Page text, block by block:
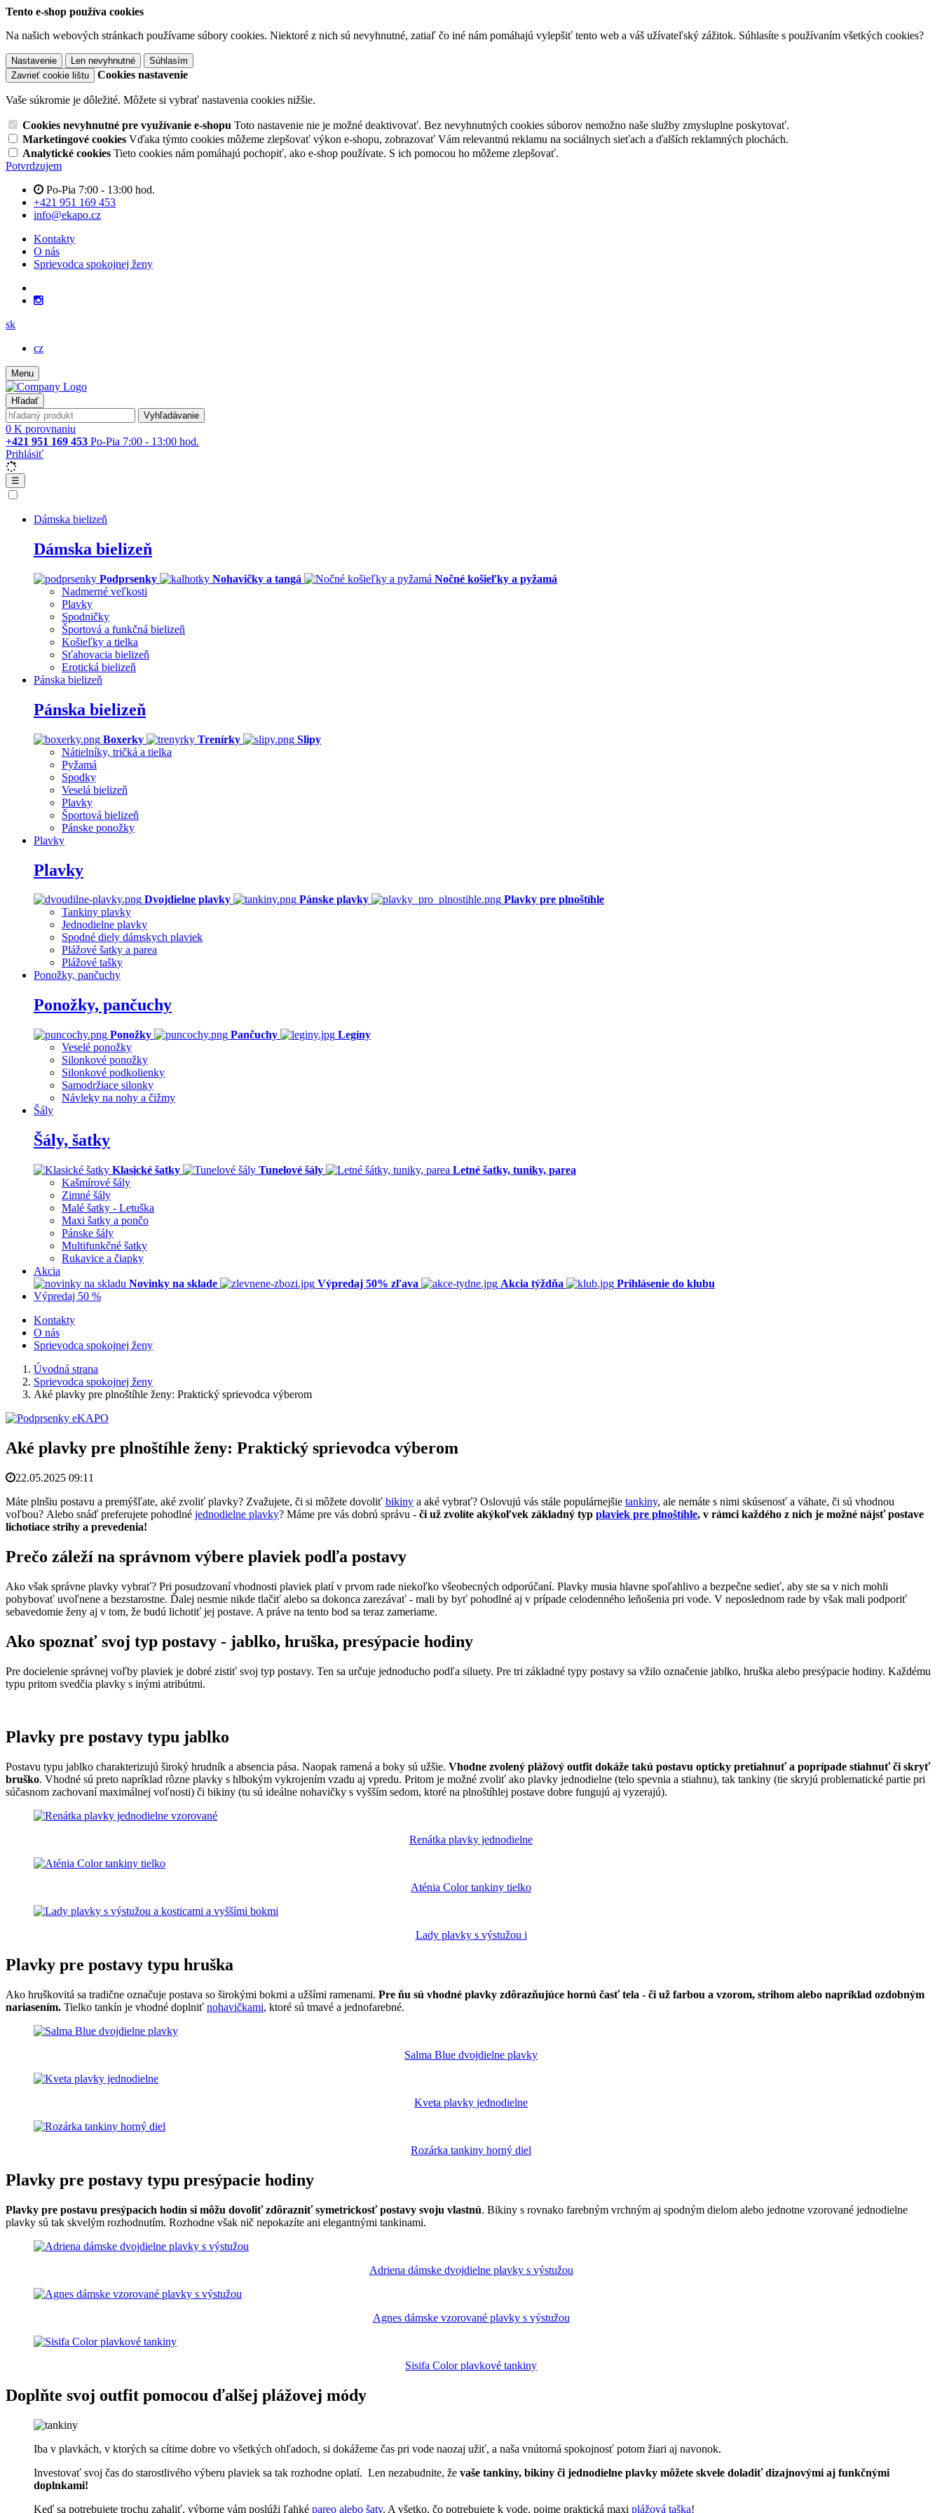
Tento e-shop používa cookies
Na našich webových stránkach používame súbory cookies. Niektoré z nich sú nevyhnutné, zatiaľ čo iné nám pomáhajú vylepšiť tento web a váš užívateľský zážitok. Súhlasíte s používaním všetkých cookies?
Nastavenie Len nevyhnutné
Súhlasím
Zavrieť cookie lištu
Cookies nastavenie
Vaše súkromie je dôležité. Môžete si vybrať nastavenia cookies nižšie.
Cookies nevyhnutné pre využívanie e-shopu Toto nastavenie nie je možné deaktivovať. Bez nevyhnutných cookies súborov nemožno naše služby zmysluplne poskytovať.
Marketingové cookies Vďaka týmto cookies môžeme zlepšovať výkon e-shopu, zobrazovať Vám relevantnú reklamu na sociálnych sieťach a ďalších reklamných plochách.
Analytické cookies Tieto cookies nám pomáhajú pochopiť, ako e-shop používate. S ich pomocou ho môžeme zlepšovať.
Potvrdzujem
Po-Pia 7:00 - 13:00 hod.
+421 951 169 453
info@ekapo.cz
Kontakty
O nás
Sprievodca spokojnej ženy
sk
cz
Menu
Hľadať
Vyhľadávanie
0 K porovnaniu
+421 951 169 453 Po-Pia 7:00 - 13:00 hod.
Prihlásiť
☰
Dámska bielizeň
Dámska bielizeň
Podprsenky Nohavičky a tangá
Nočné košieľky a pyžamá
Nadmerné veľkosti
Plavky
Spodničky
Športová a funkčná bielizeň
Košieľky a tielka
Sťahovacia bielizeň
Erotická bielizeň
Pánska bielizeň
Pánska bielizeň
Boxerky Trenírky
Slipy
Nátielníky, tričká a tielka
Pyžamá
Spodky
Veselá bielizeň
Plavky
Športová bielizeň
Pánske ponožky
Plavky
Plavky
Dvojdielne plavky Pánske plavky
Plavky pre plnoštíhle
Tankiny plavky
Jednodielne plavky
Spodné diely dámskych plaviek
Plážové šatky a parea
Plážové tašky
Ponožky, pančuchy
Ponožky, pančuchy
Ponožky Pančuchy
Legíny
Veselé ponožky
Silonkové ponožky
Silonkové podkolienky
Samodržiace silonky
Návleky na nohy a čižmy
Šály
Šály, šatky
Klasické šatky Tunelové šály
Letné šatky, tuniky, parea
Kašmírové šály
Zimné šály
Malé šatky - Letuška
Maxi šatky a pončo
Pánske šály
Multifunkčné šatky
Rukavice a čiapky
Akcia
Novinky na sklade
Výpredaj 50% zľava Akcia týždňa
Prihlásenie do klubu
Výpredaj 50 %
Kontakty
O nás
Sprievodca spokojnej ženy
Úvodná strana
Sprievodca spokojnej ženy
Aké plavky pre plnoštíhle ženy: Praktický sprievodca výberom
Aké plavky pre plnoštíhle ženy: Praktický sprievodca výberom
22.05.2025 09:11
Máte plnšiu postavu a premýšľate, aké zvoliť plavky? Zvažujete, či si môžete dovoliť bikiny a aké vybrať? Oslovujú vás stále populárnejšie tankiny, ale nemáte s nimi skúsenosť a váhate, či sú vhodnou
voľbou? Alebo snáď preferujete pohodlné jednodielne plavky? Máme pre vás dobrú správu - či už zvolíte akýkoľvek základný typ plaviek pre plnoštíhle, v rámci každého z nich je možné nájsť postave
lichotiace strihy a prevedenia!
Prečo záleží na správnom výbere plaviek podľa postavy
Ako však správne plavky vybrať? Pri posudzovaní vhodnosti plaviek platí v prvom rade niekoľko všeobecných odporúčaní. Plavky musia hlavne spoľahlivo a bezpečne sedieť, aby ste sa v nich mohli
pohybovať uvoľnene a bezstarostne. Ďalej nesmie nikde tlačiť alebo sa dokonca zarezávať - ​​mali by byť pohodlné aj v prípade celodenného leňošenia pri vode. V neposlednom rade by však mali podporiť
sebavedomie ženy aj v tom, že budú lichotiť jej postave. A práve na tento bod sa teraz zameriame.
Ako spoznať svoj typ postavy - jablko, hruška, presýpacie hodiny
Pre docielenie správnej voľby plaviek je dobré zistiť svoj typ postavy. Ten sa určuje jednoducho podľa siluety. Pre tri základné typy postavy sa vžilo označenie jablko, hruška alebo presýpacie hodiny. Každému
typu pritom svedčia plavky s inými atribútmi.
Plavky pre postavy typu jablko
Postavu typu jablko charakterizujú široký hrudník a absencia pása. Naopak ramená a boky sú užšie. Vhodne zvolený plážový outfit dokáže takú postavu opticky pretiahnuť a poprípade stiahnuť či skryť
bruško. Vhodné sú preto napríklad rôzne plavky s hlbokým vykrojením vzadu aj vpredu. Pritom je možné zvoliť ako plavky jednodielne (telo spevnia a stiahnu), tak tankiny (tie skryjú problematické partie pri
súčasnom zachovaní maximálnej voľnosti) či bikiny (tu sú ideálne nohavičky s vyšším sedom, ktoré na plnoštíhlej postave dobre fungujú aj vyzerajú).
Renátka plavky jednodielne
Aténia Color tankiny tielko
Lady plavky s výstužou i
Plavky pre postavy typu hruška
Ako hruškovitá sa tradične označuje postava so širokými bokmi a užšími ramenami. Pre ňu sú vhodné plavky zdôrazňujúce hornú časť tela - či už farbou a vzorom, strihom alebo napríklad ozdobným
nariasením. Tielko tankín je vhodné doplniť nohavičkami, ktoré sú tmavé a jednofarebné.
Salma Blue dvojdielne plavky
Kveta plavky jednodielne
Rozárka tankiny horný diel
Plavky pre postavy typu presýpacie hodiny
Plavky pre postavu presýpacích hodín si môžu dovoliť zdôrazniť symetrickosť postavy svoju vlastnú. Bikiny s rovnako farebným vrchným aj spodným dielom alebo jednotne vzorované jednodielne
plavky sú tak skvelým rozhodnutím. Rozhodne však nič nepokazíte ani elegantnými tankinami.
Adriena dámske dvojdielne plavky s výstužou
Agnes dámske vzorované plavky s výstužou
Sisifa Color plavkové tankiny
Doplňte svoj outfit pomocou ďalšej plážovej módy
Iba v plavkách, v ktorých sa cítime dobre vo všetkých ohľadoch, si dokážeme čas pri vode naozaj užiť, a naša vnútorná spokojnosť potom žiari aj navonok.
Investovať svoj čas do starostlivého výberu plaviek sa tak rozhodne oplatí. Len nezabudnite, že vaše tankiny, bikiny či jednodielne plavky môžete skvele doladiť dizajnovými aj funkčnými
doplnkami!
Keď sa potrebujete trochu zahaliť, výborne vám poslúži ľahké pareo alebo šaty. A všetko, čo potrebujete k vode, pojme praktická maxi plážová taška!